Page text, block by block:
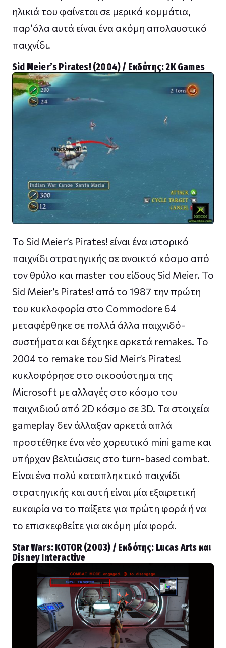
ηλικιά του φαίνεται σε μερικά κομμάτια,
παρ’όλα αυτά είναι ένα ακόμη απολαυστικό
παιχνίδι.
Sid Meier’s Pirates! (2004) / Εκδότης: 2Κ Games
To Sid Meier’s Pirates! είναι ένα ιστορικό
παιχνίδι στρατηγικής σε ανοικτό κόσμο από
τον θρύλο και master του είδους Sid Meier. To
Sid Meier’s Pirates! από το 1987 την πρώτη
του κυκλοφορία στο Commodore 64
μεταφέρθηκε σε πολλά άλλα παιχνιδό-
συστήματα και δέχτηκε αρκετά remakes. To
2004 το remake του Sid Meir’s Pirates!
κυκλοφόρησε στο οικοσύστημα της
Microsoft με αλλαγές στο κόσμο του
παιχνιδιού από 2D κόσμο σε 3D. Τα στοιχεία
gameplay δεν άλλαξαν αρκετά απλά
προστέθηκε ένα νέο χορευτικό mini game και
υπήρχαν βελτιώσεις στο turn-based combat.
Είναι ένα πολύ καταπληκτικό παιχνίδι
στρατηγικής και αυτή είναι μία εξαιρετική
ευκαιρία να το παίξετε για πρώτη φορά ή να
το επισκεφθείτε για ακόμη μία φορά.
Star Wars: KΟΤΟR (2003) / Εκδότης: Lucas Arts και
Disney Interactive